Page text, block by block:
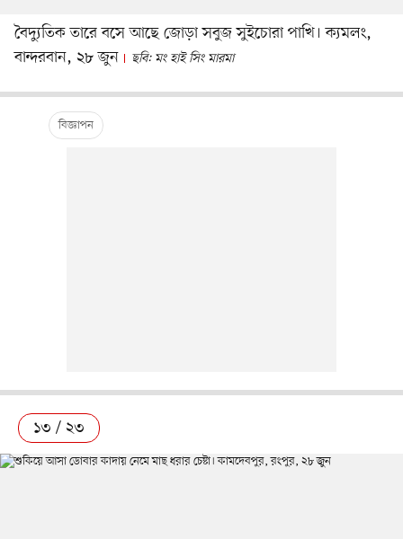
বৈদ্যুতিক তারে বসে আছে জোড়া সবুজ সুইচোরা পাখি। ক্যমলং,
বান্দরবান, ২৮ জুন
ছবি: মং হাই সিং মারমা
১৩ / ২৩